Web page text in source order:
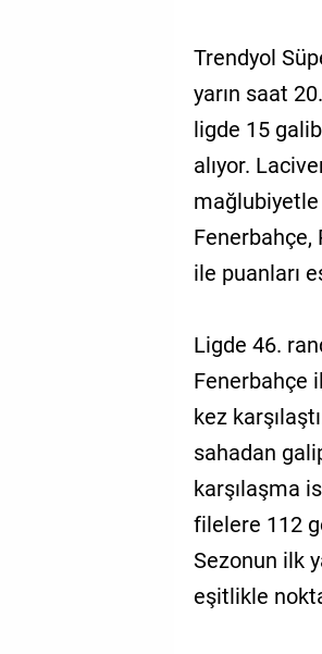
Trendyol
yarın saat
ligde 15
alıyor.
mağlubiyetle
Fenerbahçe,
ile puanları
Ligde 46.
Fenerbahçe
kez
sahadan
karşılaşma
filelere 112
Sezonun ilk
eşitlikle